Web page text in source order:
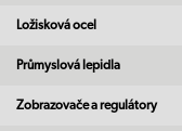
Ložisková ocel
Průmyslová lepidla
Zobrazovače a regulátory